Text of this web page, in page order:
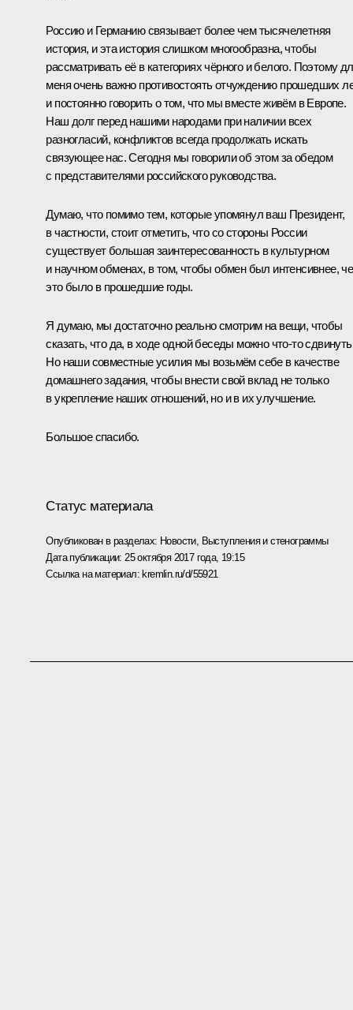
Россию и Германию связывает более чем тысячелетняя
история, и эта история слишком многообразна, чтобы
рассматривать её в категориях чёрного и белого. Поэтому
меня очень важно противостоять отчуждению прошедших
и постоянно говорить о том, что мы вместе живём в Европе.
Наш долг перед нашими народами при наличии всех
разногласий, конфликтов всегда продолжать искать
связующее нас. Сегодня мы говорили об этом за обедом
с представителями российского руководства.
Думаю, что помимо тем, которые упомянул ваш Президент,
в частности, стоит отметить, что со стороны России
существует большая заинтересованность в культурном
и научном обменах, в том, чтобы обмен был интенсивнее,
это было в прошедшие годы.
Я думаю, мы достаточно реально смотрим на вещи, чтобы
сказать, что да, в ходе одной беседы можно что-то
Но наши совместные усилия мы возьмём себе в качестве
домашнего задания, чтобы внести свой вклад не только
в укрепление наших отношений, но и в их улучшение.
Большое спасибо.
Статус материала
Опубликован в разделах: Новости, Выступления и стенограммы
Дата публикации: 25 октября 2017 года, 19:15
Ссылка на материал:kremlin.ru/d/55921